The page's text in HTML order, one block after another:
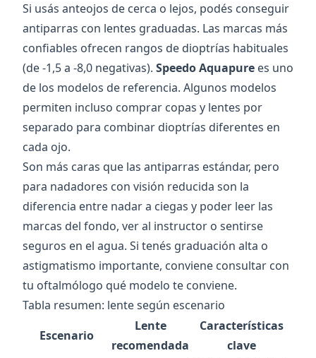
Si usás anteojos de cerca o lejos, podés conseguir
antiparras con lentes graduadas. Las marcas más
confiables ofrecen rangos de dioptrías habituales
(de -1,5 a -8,0 negativas). Speedo Aquapure es uno
de los modelos de referencia. Algunos modelos
permiten incluso comprar copas y lentes por
separado para combinar dioptrías diferentes en
cada ojo.
Son más caras que las antiparras estándar, pero
para nadadores con visión reducida son la
diferencia entre nadar a ciegas y poder leer las
marcas del fondo, ver al instructor o sentirse
seguros en el agua. Si tenés graduación alta o
astigmatismo importante, conviene consultar con
tu oftalmólogo qué modelo te conviene.
Tabla resumen: lente según escenario
Escenario
Lente
recomendada
Características
clave